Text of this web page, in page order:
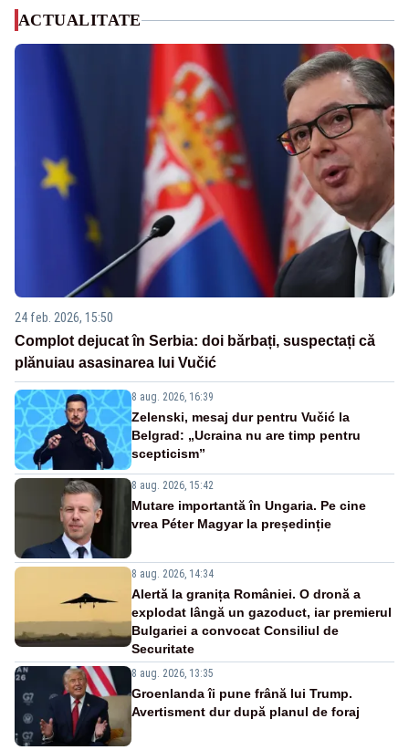
ACTUALITATE
24 feb. 2026, 15:50
Complot dejucat în Serbia: doi bărbați, suspectați că
plănuiau asasinarea lui Vučić
8 aug. 2026, 16:39
Zelenski, mesaj dur pentru Vučić la
Belgrad: „Ucraina nu are timp pentru
scepticism”
8 aug. 2026, 15:42
Mutare importantă în Ungaria. Pe cine
vrea Péter Magyar la președinție
8 aug. 2026, 14:34
Alertă la granița României. O dronă a
explodat lângă un gazoduct, iar premierul
Bulgariei a convocat Consiliul de
Securitate
8 aug. 2026, 13:35
Groenlanda îi pune frână lui Trump.
Avertisment dur după planul de foraj